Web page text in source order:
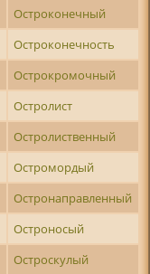
Остроконечный
Остроконечность
Острокромочный
Остролист
Остролиственный
Остромордый
Остронаправленный
Остроносый
Остроскулый